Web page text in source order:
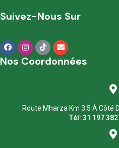
Suivez-Nous Sur
Nos Coordonnées
Route Mharza Km 3.5 À Côté
Tél: 31 197